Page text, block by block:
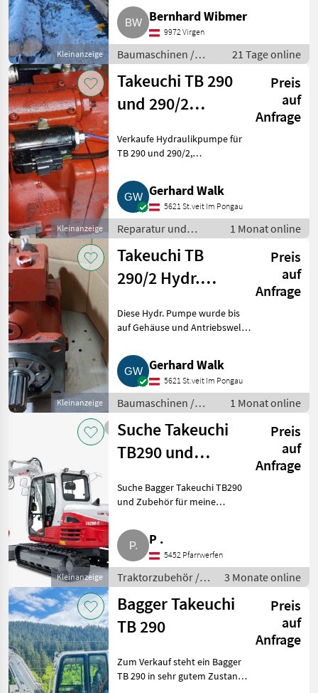
Kleinanzeige
Kettenbreite. Waren nur einen
Winter in Gebrauch. 16 Stk.,
Zustand neuwertig. Baum
Bernhard Wibmer
9972 Virgen
Baumaschinen /
Sonstige
Baumaschinen
21 Tage online
Kleinanzeige
Takeuchi TB 290
und 290/2
Preis
auf
Anfrage
Verkaufe Hydraulikpumpe für
TB 290 und 290/2,
der defekten Pumpe lagernd.
Ebenso sind Hydraulikpumpen
für TB 070 und TB 175 lagernd.
Re
Gerhard Walk
5621 St.veit Im Pongau
Reparatur und
Ersatzteile /
Sonstige Reparatur
und Ersatzteile
1 Monat online
Kleinanzeige
Takeuchi TB
290/2 Hydr.
Preis
auf
Anfrage
Diese Hydr. Pumpe wurde bis
auf Gehäuse und Antriebswelle
neuwertig bezeichnet werden.
Diese Pumpe wird nur im
Austausch der defekten Pumpe
ver
Gerhard Walk
5621 St.veit Im Pongau
Baumaschinen /
Kettenbagger
1 Monat online
Kleinanzeige
Suche Takeuchi
TB290 und
Preis
auf
Anfrage
Suche Bagger Takeuchi TB290
und Zubehör für meine
Zustand egal. Kann auch
reparaturbedürftig sein.
Barzahlung bei Abholung.
Traktorzubehör
P .
5452 Pfarrwerfen
Traktorzubehör /
Sonstiges
Traktorzubehör
3 Monate online
Bagger Takeuchi
TB 290
Preis
auf
Anfrage
Zum Verkauf steht ein Bagger
TB 290 in sehr gutem Zustand,